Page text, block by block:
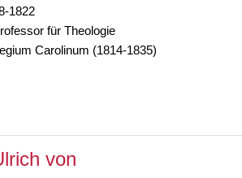
1822
für Theologie
Carolinum (1814-1835)
von